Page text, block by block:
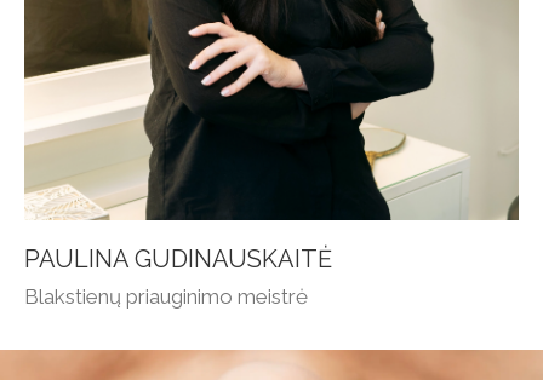
PAULINA GUDINAUSKAITĖ
Blakstienų priauginimo meistrė